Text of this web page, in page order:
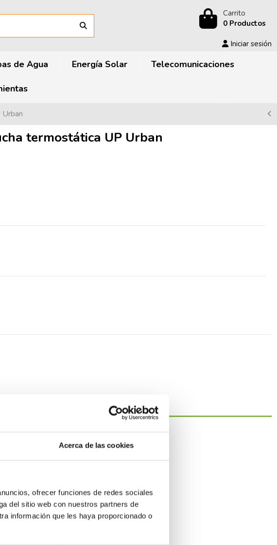
Acerca de las cookies
ofrecer funciones de redes sociales
del sitio web con nuestros partners de
información que les haya proporcionado o
Carrito
0 Productos
Iniciar sesión
de Agua Energía Solar Telecomunicaciones
termostática UP Urban